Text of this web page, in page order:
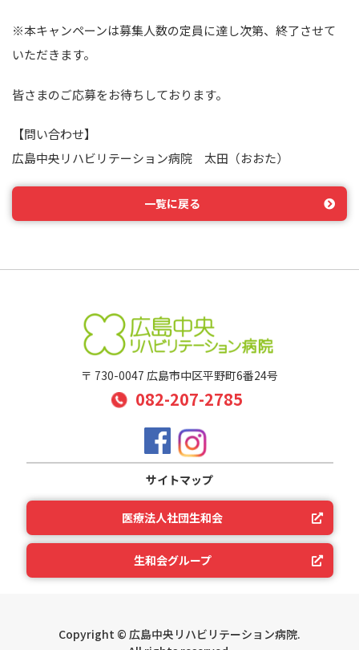
※本キャンペーンは募集人数の定員に達し次第、終了させて
いただきます。
皆さまのご応募をお待ちしております。
【問い合わせ】
広島中央リハビリテーション病院 太田（おおた）
一覧に戻る
〒 730-0047 広島市中区平野町6番24号
082-207-2785
サイトマップ
医療法人社団生和会
生和会グループ
Copyright © 広島中央リハビリテーション病院.